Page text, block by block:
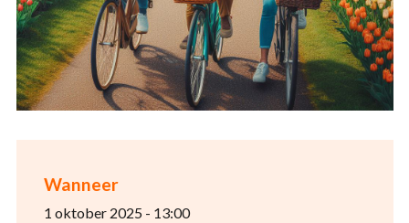
Wanneer
1 oktober 2025 - 13:00